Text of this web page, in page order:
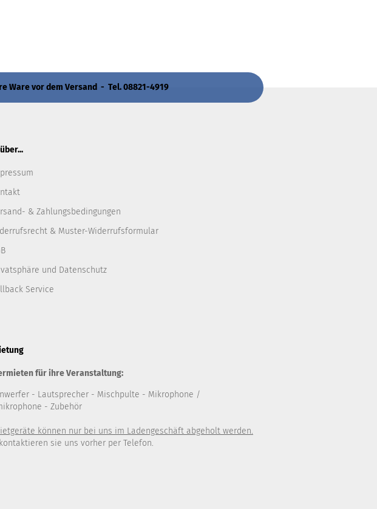
Ware vor dem Versand - Tel. 08821-4919
& Zahlungsbedingungen
& Muster-Widerrufsformular
und Datenschutz
Service
für ihre Veranstaltung:
- Lautsprecher - Mischpulte - Mikrophone /
- Zubehör
können nur bei uns im Ladengeschäft abgeholt werden.
sie uns vorher per Telefon.